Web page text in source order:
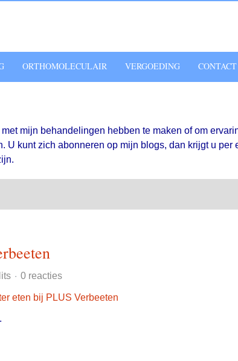
ORTHOMOLECULAIR VERGOEDING CONTACT
mijn behandelingen hebben te maken of om
kunt zich abonneren op mijn blogs, dan krijgt u per
0 reacties